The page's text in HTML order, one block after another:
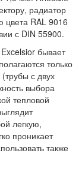
радиатор
цвета RAL 9016
с DIN 55900.
бывает
только
с двух
выбора
тепловой
легкую,
проникает
также